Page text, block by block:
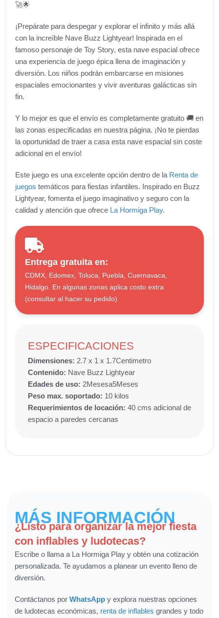
🚀🌟
¡Prepárate para despegar y explorar el infinito y más allá
con la increíble Nave Buzz Lightyear! Inspirada en el
famoso personaje de Toy Story, esta nave espacial ofrece
una experiencia de juego épica llena de imaginación y
diversión. Los niños podrán embarcarse en misiones
espaciales emocionantes y vivir aventuras galácticas sin
fin.
Y lo mejor es que el envío es completamente gratuito 🚚 en
las zonas especificadas en nuestra página. ¡No te pierdas
la oportunidad de traer a casa esta nave espacial sin coste
adicional en el envío!
Este juego es una excelente opción dentro de la Renta de
juegos temáticos para fiestas infantiles. Inspirado en Buzz
Lightyear, fomenta el juego imaginativo y seguro con la
calidad y atención que ofrece La Hormiga Play.
Entrega gratuita en:
CDMX, Edomex, Toluca, Puebla, Cuernavaca,
Hidalgo. En algunas zonas aplica costo extra
(consultar al hacer su pedido).
ESPECIFICACIONES
Dimensiones: 2.7 x 1 x 1.7Centimetro
Contenido: Nave Buzz Lightyear
Edades de uso: 2Mesesa5Meses
Peso max. soportado: 10 kilos
Requerimientos de locación: 40 cms adicional de
espacio a paredes cercanas
MÁS INFORMACIÓN
¿Listo para organizar la mejor fiesta
con inflables y ludotecas?
Escribe o llama a La Hormiga Play y obtén una cotización
personalizada. Te ayudamos a planear un evento lleno de
diversión.
Contáctanos por WhatsApp y explora nuestras opciones
de ludotecas económicas, renta de inflables grandes y todo